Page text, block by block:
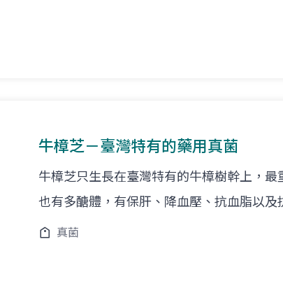
牛樟芝－臺灣特有的藥用真菌
牛樟芝只生長在臺灣特有的牛樟樹幹上，最
也有多醣體，有保肝、降血壓、抗血脂以及
真菌